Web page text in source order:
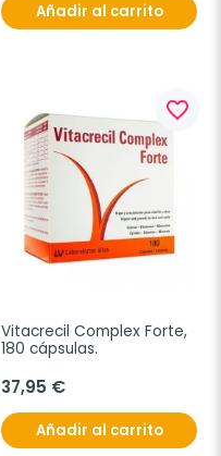
Añadir al carrito
favorite_border
Vitacrecil Complex Forte,
180 cápsulas.
37,95 €
Añadir al carrito